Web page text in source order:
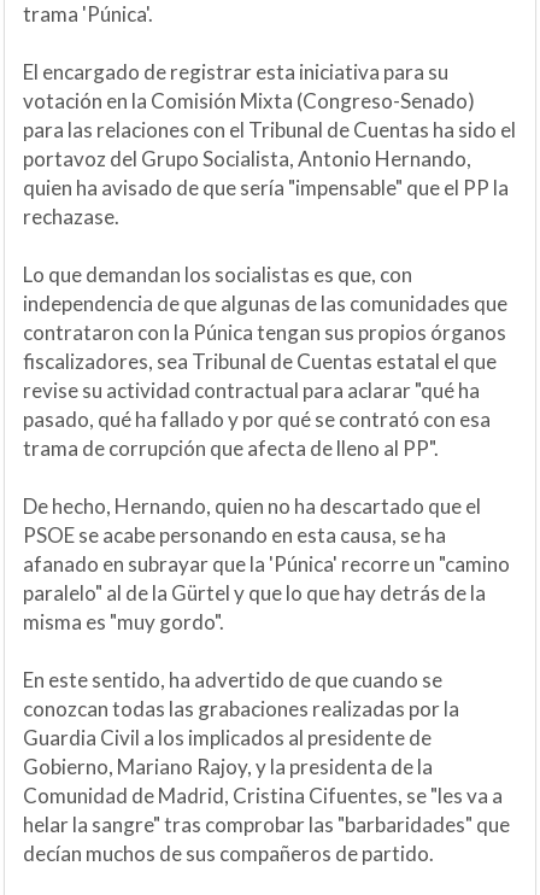
trama 'Púnica'.
El encargado de registrar esta iniciativa para su
votación en la Comisión Mixta (Congreso-Senado)
para las relaciones con el Tribunal de Cuentas ha sido el
portavoz del Grupo Socialista, Antonio Hernando,
quien ha avisado de que sería "impensable" que el PP la
rechazase.
Lo que demandan los socialistas es que, con
independencia de que algunas de las comunidades que
contrataron con la Púnica tengan sus propios órganos
fiscalizadores, sea Tribunal de Cuentas estatal el que
revise su actividad contractual para aclarar "qué ha
pasado, qué ha fallado y por qué se contrató con esa
trama de corrupción que afecta de lleno al PP".
De hecho, Hernando, quien no ha descartado que el
PSOE se acabe personando en esta causa, se ha
afanado en subrayar que la 'Púnica' recorre un "camino
paralelo" al de la Gürtel y que lo que hay detrás de la
misma es "muy gordo".
En este sentido, ha advertido de que cuando se
conozcan todas las grabaciones realizadas por la
Guardia Civil a los implicados al presidente de
Gobierno, Mariano Rajoy, y la presidenta de la
Comunidad de Madrid, Cristina Cifuentes, se "les va a
helar la sangre" tras comprobar las "barbaridades" que
decían muchos de sus compañeros de partido.